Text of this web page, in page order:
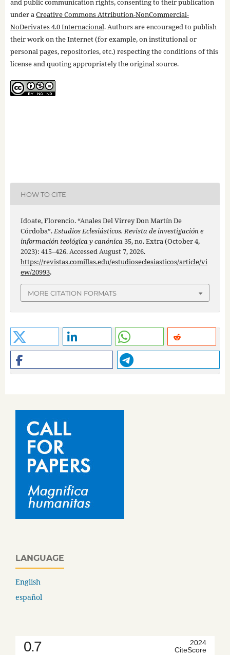
and public communication rights, consenting to their publication
under aCreative Commons Attribution-NonCommercial-
NoDerivates 4.0 Internacional. Authors are encouraged to publish
their work on the Internet (for example, on institutional or
personal pages, repositories, etc.) respecting the conditions of this
license and quoting appropriately the original source.
HOW TO CITE
Idoate, Florencio. “Anales Del Virrey Don Martín De
Córdoba”.Estudios Eclesiásticos. Revista de investigación e
información teológica y canónica35, no. Extra (October 4,
2023): 415–426. Accessed August 7, 2026.
https://revistas.comillas.edu/estudioseclesiasticos/article/vi
ew/20993.
MORE CITATION FORMATS
LANGUAGE
English
español
0.7
2024
CiteScore